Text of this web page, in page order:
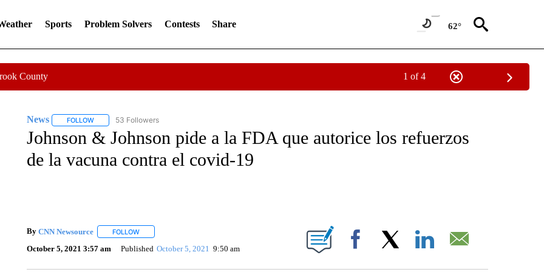
Sports Problem Solvers Contests Share 62°
County 1 of 4
News FOLLOWFOLLOW "NEWS" TO RECEIVE NOTIFICATIONS ABOUT NEW PAGES ON "NEWS".
53 Followers
Johnson & Johnson pide a la FDA que autorice los refuerzos
de la vacuna contra el covid-19
By CNN Newsource FOLLOWFOLLOW "" TO RECEIVE NOTIFICATIONS ABOUT NEW PAGES ON "".
October 5, 2021 3:57 am Published October 5, 2021 9:50 am Facebook